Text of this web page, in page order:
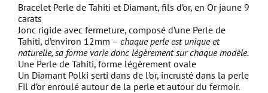
Bracelet Perle de Tahiti et Diamant, fils d’or, en Or jaune 9
carats
Jonc rigide avec fermeture, composé d’une Perle de
Tahiti, d’environ 12mm – chaque perle est unique et
naturelle, sa forme varie donc légèrement sur chaque modèle.
Une Perle de Tahiti, forme légèrement ovale
Un Diamant Polki serti dans de l’or, incrusté dans la perle
Fil d’or enroulé autour de la perle et autour du fermoir.